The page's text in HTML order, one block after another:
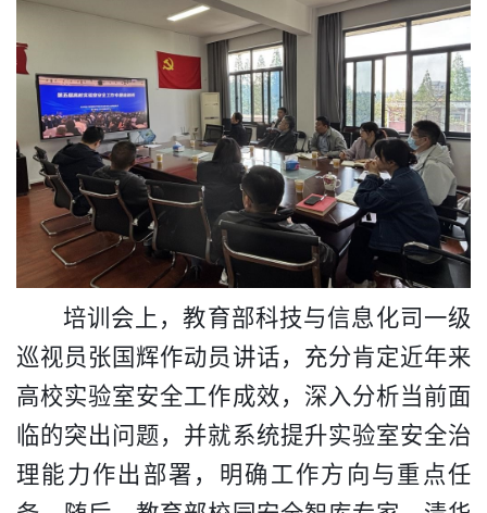
培训会上，教育部科技与信息化司一级
巡视员张国辉作动员讲话，充分肯定近年来
高校实验室安全工作成效，深入分析当前面
临的突出问题，并就系统提升实验室安全治
理能力作出部署，明确工作方向与重点任